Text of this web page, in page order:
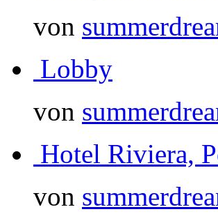
von
Lobby
von
Hotel Riviera,
von